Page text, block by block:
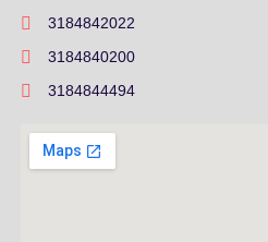
3184842022
3184840200
3184844494